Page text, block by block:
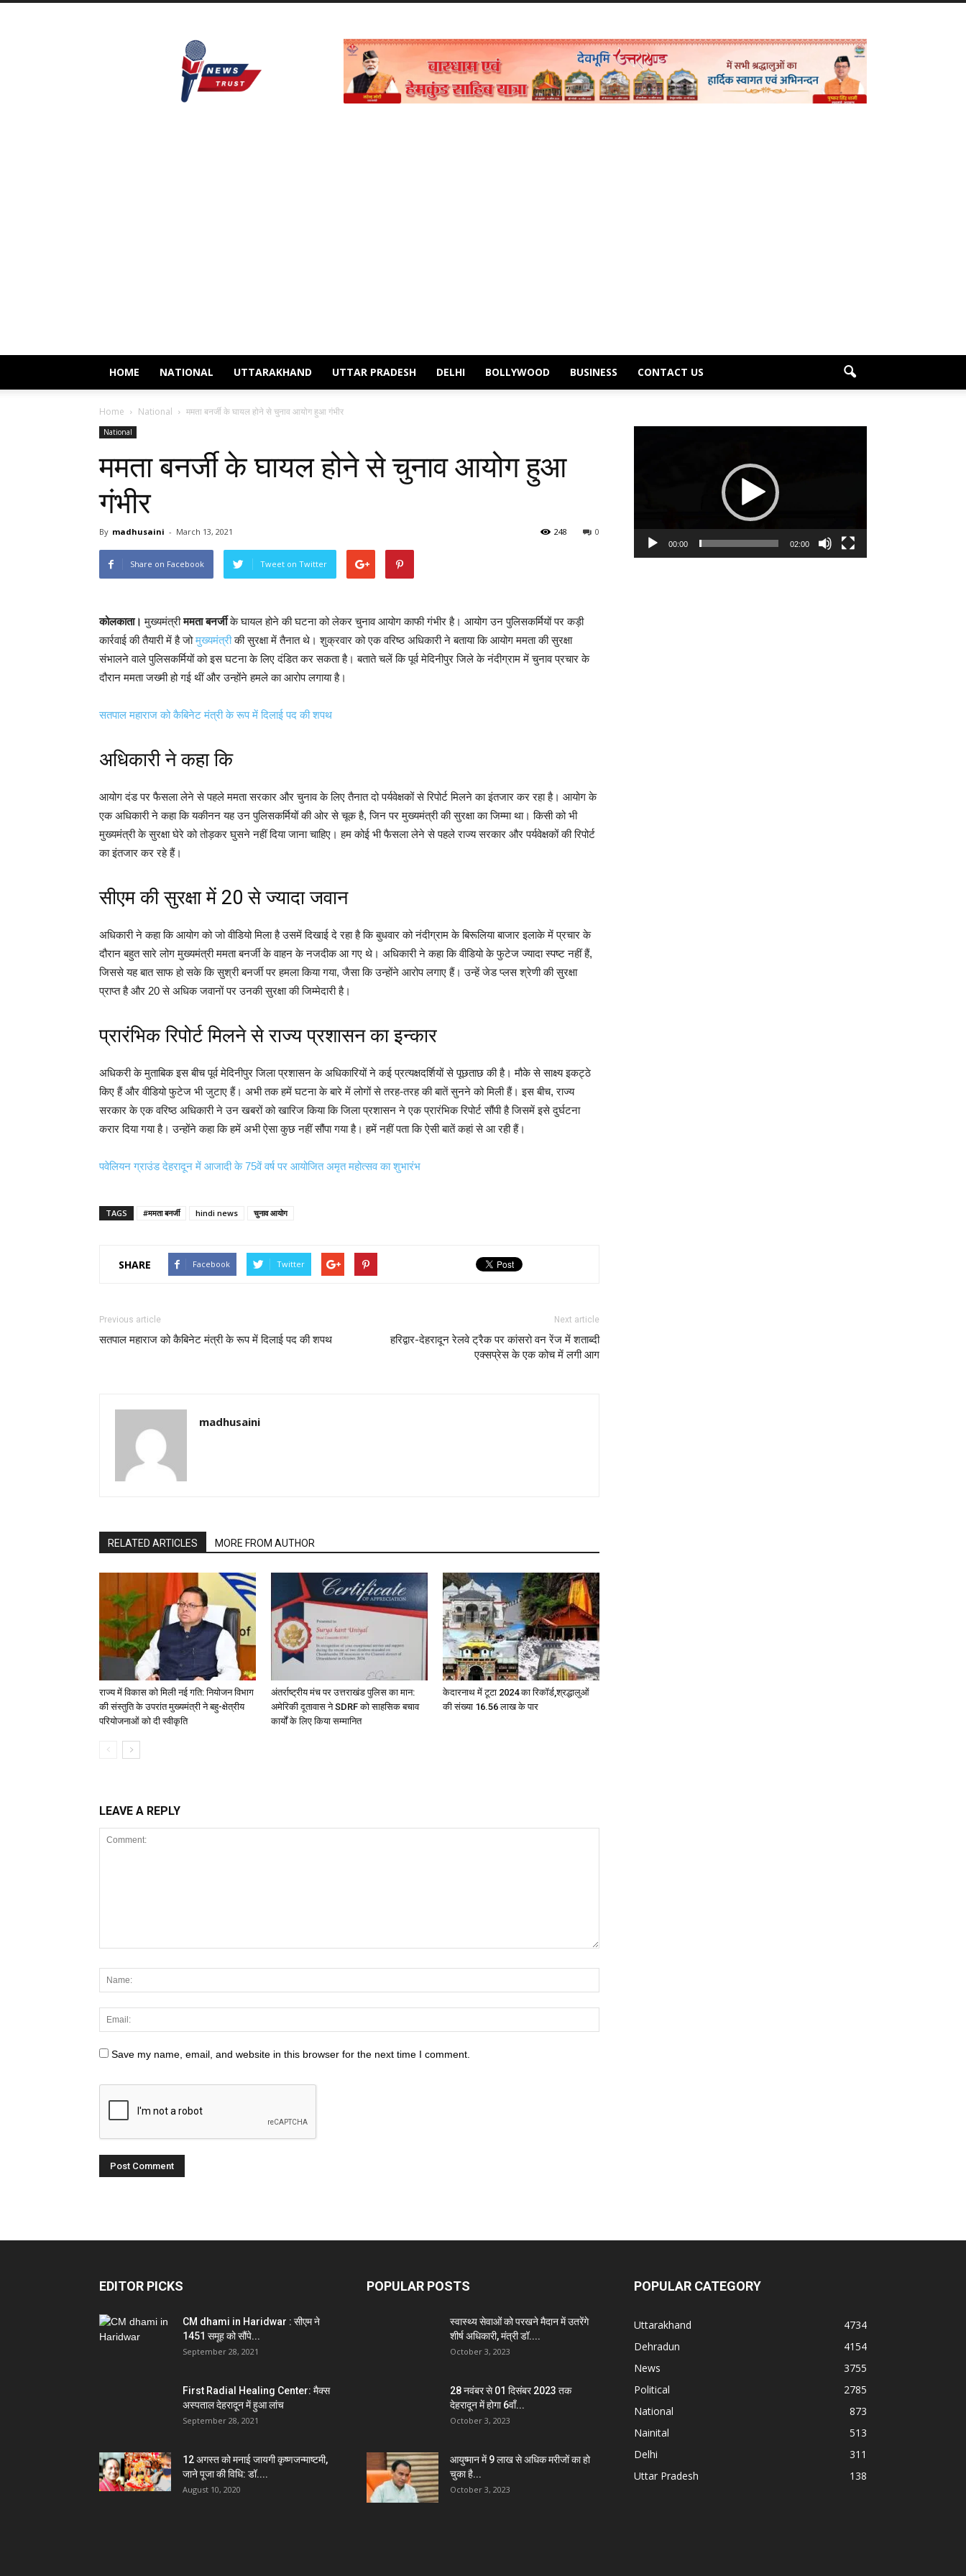
Newstrust.live
HOME NATIONAL UTTARAKHAND UTTAR PRADESH DELHI BOLLYWOOD BUSINESS CONTACT US
Home National ममता बनर्जी के घायल होने से चुनाव आयोग हुआ गंभीर
National
ममता बनर्जी के घायल होने से चुनाव आयोग हुआ
गंभीर
By madhusaini - March 13, 2021 0
248
Share on Facebook Tweet on Twitter
कोलकाता। मुख्यमंत्रीममता बनर्जीके घायल होने की घटना को लेकर चुनाव आयोग काफी गंभीर है। आयोग उन पुलिसकर्मियों पर कड़ी
कार्रवाई की तैयारी में है जोमुख्यमंत्रीकी सुरक्षा में तैनात थे। शुक्रवार को एक वरिष्ठ अधिकारी ने बताया कि आयोग ममता की सुरक्षा
संभालने वाले पुलिसकर्मियों को इस घटना के लिए दंडित कर सकता है। बताते चलें कि पूर्व मेदिनीपुर जिले के नंदीग्राम में चुनाव प्रचार के
दौरान ममता जख्मी हो गई थीं और उन्होंने हमले का आरोप लगाया है।
सतपाल महाराज को कैबिनेट मंत्री के रूप में दिलाई पद की शपथ
अधिकारी ने कहा कि
आयोग दंड पर फैसला लेने से पहले ममता सरकार और चुनाव के लिए तैनात दो पर्यवेक्षकों से रिपोर्ट मिलने का इंतजार कर रहा है। आयोग के
एक अधिकारी ने कहा कि यकीनन यह उन पुलिसकर्मियों की ओर से चूक है, जिन पर मुख्यमंत्री की सुरक्षा का जिम्मा था। किसी को भी
मुख्यमंत्री के सुरक्षा घेरे को तोड़कर घुसने नहीं दिया जाना चाहिए। हम कोई भी फैसला लेने से पहले राज्य सरकार और पर्यवेक्षकों की रिपोर्ट
का इंतजार कर रहे हैं।
सीएम की सुरक्षा में 20 से ज्यादा जवान
अधिकारी ने कहा कि आयोग को जो वीडियो मिला है उसमें दिखाई दे रहा है कि बुधवार को नंदीग्राम के बिरूलिया बाजार इलाके में प्रचार के
दौरान बहुत सारे लोग मुख्यमंत्री ममता बनर्जी के वाहन के नजदीक आ गए थे। अधिकारी ने कहा कि वीडियो के फुटेज ज्यादा स्पष्ट नहीं हैं,
जिससे यह बात साफ हो सके कि सुश्री बनर्जी पर हमला किया गया, जैसा कि उन्होंने आरोप लगाए हैं। उन्हें जेड प्लस श्रेणी की सुरक्षा
प्राप्त है और 20 से अधिक जवानों पर उनकी सुरक्षा की जिम्मेदारी है।
प्रारंभिक रिपोर्ट मिलने से राज्य प्रशासन का इन्कार
अधिकरी के मुताबिक इस बीच पूर्व मेदिनीपुर जिला प्रशासन के अधिकारियों ने कई प्रत्यक्षदर्शियों से पूछताछ की है। मौके से साक्ष्य इकट्ठे
किए हैं और वीडियो फुटेज भी जुटाए हैं। अभी तक हमें घटना के बारे में लोगों से तरह-तरह की बातें सुनने को मिली हैं। इस बीच, राज्य
सरकार के एक वरिष्ठ अधिकारी ने उन खबरों को खारिज किया कि जिला प्रशासन ने एक प्रारंभिक रिपोर्ट सौंपी है जिसमें इसे दुर्घटना
करार दिया गया है। उन्होंने कहा कि हमें अभी ऐसा कुछ नहीं सौंपा गया है। हमें नहीं पता कि ऐसी बातें कहां से आ रही हैं।
पवेलियन ग्राउंड देहरादून में आजादी के 75वें वर्ष पर आयोजित अमृत महोत्सव का शुभारंभ
TAGS #ममता बनर्जी hindi news चुनाव आयोग
SHARE Facebook Twitter
Previous article
सतपाल महाराज को कैबिनेट मंत्री के रूप में दिलाई पद की शपथ
Next article
हरिद्वार-देहरादून रेलवे ट्रैक पर कांसरो वन रेंज में शताब्दी
एक्सप्रेस के एक कोच में लगी आग
madhusaini
RELATED ARTICLES MORE FROM AUTHOR
राज्य में विकास को मिली नई गति: नियोजन विभाग
की संस्तुति के उपरांत मुख्यमंत्री ने बहु-क्षेत्रीय
परियोजनाओं को दी स्वीकृति
अंतर्राष्ट्रीय मंच पर उत्तराखंड पुलिस का मान:
अमेरिकी दूतावास ने SDRF को साहसिक बचाव
कार्यों के लिए किया सम्मानित
केदारनाथ में टूटा 2024 का रिकॉर्ड,श्रद्धालुओं
की संख्या 16.56 लाख के पार
LEAVE A REPLY
Save my name, email, and website in this browser for the next time I comment.
00:00 02:00
EDITOR PICKS
CM dhami in Haridwar : सीएम ने
1451 समूह को सौंपे...
September 28, 2021
First Radial Healing Center: मैक्स
अस्पताल देहरादून में हुआ लांच
September 28, 2021
12 अगस्त को मनाई जायगी कृष्णजन्माष्टमी,
जाने पूजा की विधि: डॉ....
August 10, 2020
POPULAR POSTS
स्वास्थ्य सेवाओं को परखने मैदान में उतरेंगे
शीर्ष अधिकारी, मंत्री डॉ....
October 3, 2023
28 नवंबर से 01 दिसंबर 2023 तक
देहरादून में होगा 6वाँ...
October 3, 2023
आयुष्मान में 9 लाख से अधिक मरीजों का हो
चुका है...
October 3, 2023
POPULAR CATEGORY
Uttarakhand
4734
Dehradun
4154
News
3755
Political
2785
National
873
Nainital
513
Delhi
311
Uttar Pradesh
138